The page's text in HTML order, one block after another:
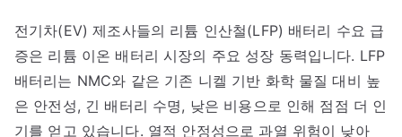
전기차(EV) 제조사들의 리튬 인산철(LFP) 배터리 수요 급
증은 리튬 이온 배터리 시장의 주요 성장 동력입니다. LFP
배터리는 NMC와 같은 기존 니켈 기반 화학 물질 대비 높
은 안전성, 긴 배터리 수명, 낮은 비용으로 인해 점점 더 인
기를 얻고 있습니다. 열적 안정성으로 과열 위험이 낮아